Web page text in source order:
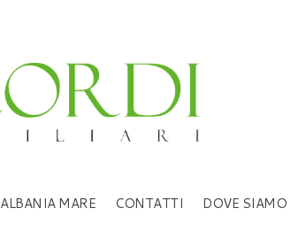
ALBANIA MARE CONTATTI DOVE SIAMO